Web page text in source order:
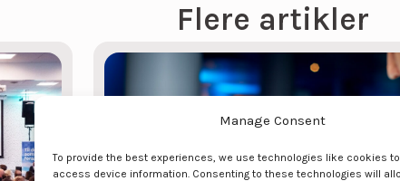
Manage Consent
To provide the best experiences, we use technologies like cookies
access device information. Consenting to these technologies will
Flere artikler